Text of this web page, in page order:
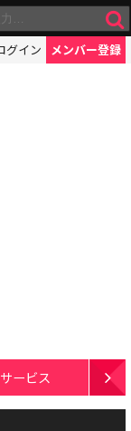
グイン メンバー登録
ービス